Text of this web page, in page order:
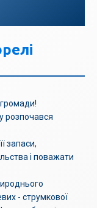
розпочався
запаси,
і поважати
- струмкової